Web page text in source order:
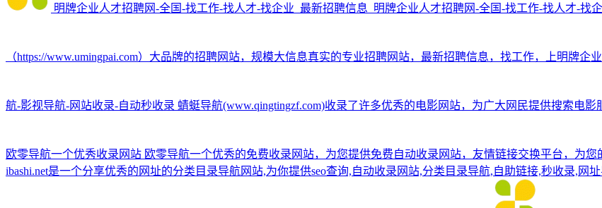
明牌企业人才招聘网-全国-找工作-找人才-找企业_最新招聘信息_明牌企业人才招聘网-全国-找工作-找人才-找
（https://www.umingpai.com）大品牌的招聘网站，规模大信息真实的专业招聘网站，最新招聘信息，找工作，上明牌企
航-影视导航-网站收录-自动秒收录 蜻蜓导航(www.qingtingzf.com)收录了许多优秀的电影网站，为广大网民提供搜索电
欧零导航一个优秀收录网站 欧零导航一个优秀的免费收录网站，为您提供免费自动收录网站，友情链接交换平台，为您
ibashi.net是一个分享优秀的网址的分类目录导航网站,为你提供seo查询,自动收录网站,分类目录导航,自助链接,秒收录,